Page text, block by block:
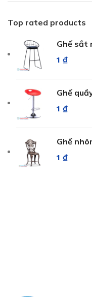
Top rated products
Ghế sắt
1 ₫
Ghế
1 ₫
Ghế
1 ₫